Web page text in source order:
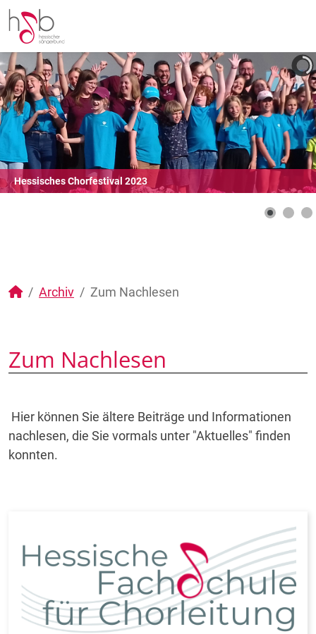
Hessisches Chorfestival 2023
Archiv Zum Nachlesen
Zum Nachlesen
Hier können Sie ältere Beiträge und Informationen
nachlesen, die Sie vormals unter "Aktuelles" finden
konnten.